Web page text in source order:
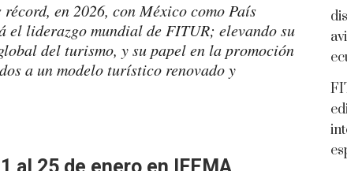
en 2026, con México como País
el liderazgo mundial de FITUR; elevando su
del turismo, y su papel en la promoción
a un modelo turístico renovado y